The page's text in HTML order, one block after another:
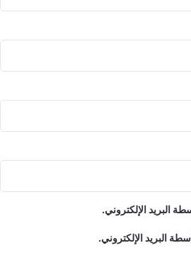
البريد الإلكتروني.
البريد الإلكتروني.